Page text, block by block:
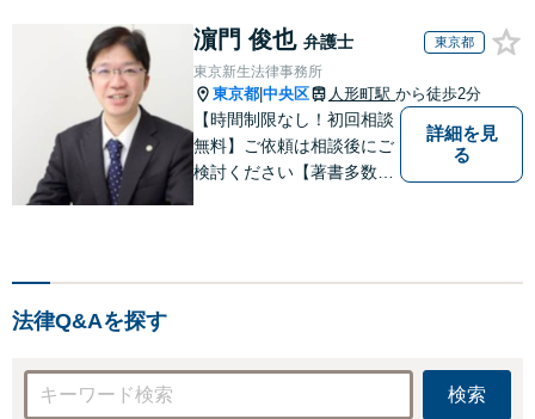
濵門 俊也 弁護士 東京都
東京新生法律事務所
東京都 中央区 人形町駅 から徒歩2分
【時間制限なし！初回相談
無料】ご依頼は相談後にご
検討ください【著書多数】
詳細を見
る
法律Q&Aを探す
検索